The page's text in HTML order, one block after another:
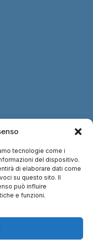
tecnologie come i
del dispositivo.
di elaborare dati come
su questo sito. Il
può influire
e funzioni.